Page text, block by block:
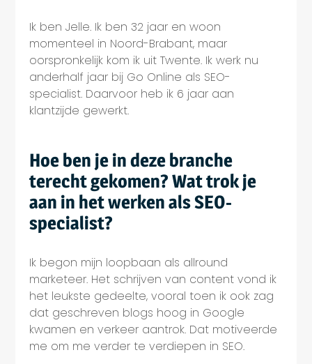
Ik ben Jelle. Ik ben 32 jaar en woon
momenteel in Noord-Brabant, maar
oorspronkelijk kom ik uit Twente. Ik werk nu
anderhalf jaar bij Go Online als SEO-
specialist. Daarvoor heb ik 6 jaar aan
klantzijde gewerkt.
Hoe ben je in deze branche
terecht gekomen? Wat trok je
aan in het werken als SEO-
specialist?
Ik begon mijn loopbaan als allround
marketeer. Het schrijven van content vond ik
het leukste gedeelte, vooral toen ik ook zag
dat geschreven blogs hoog in Google
kwamen en verkeer aantrok. Dat motiveerde
me om me verder te verdiepen in SEO.